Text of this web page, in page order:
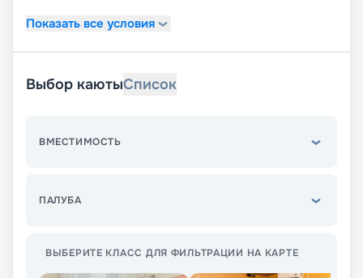
Показать все условия
Выбор каютыСписок
ВМЕСТИМОСТЬ
ПАЛУБА
ВЫБЕРИТЕ КЛАСС ДЛЯ ФИЛЬТРАЦИИ НА КАРТЕ